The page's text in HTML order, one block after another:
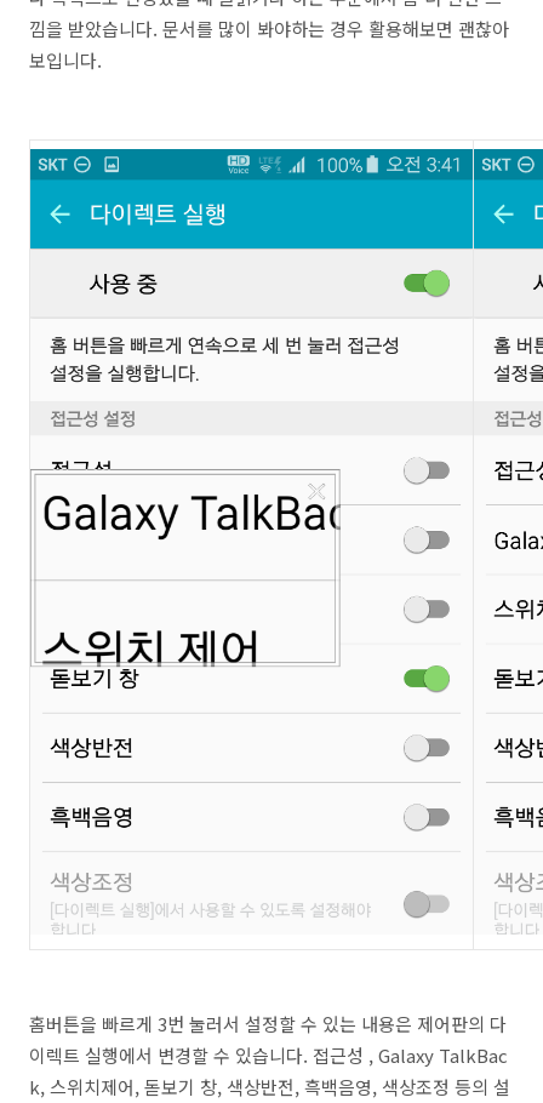
낌을 받았습니다. 문서를 많이 봐야하는 경우 활용해보면 괜찮아
보입니다.
홈버튼을 빠르게 3번 눌러서 설정할 수 있는 내용은 제어판의 다
이렉트 실행에서 변경할 수 있습니다. 접근성 , Galaxy TalkBac
k, 스위치제어, 돋보기 창, 색상반전, 흑백음영, 색상조정 등의 설